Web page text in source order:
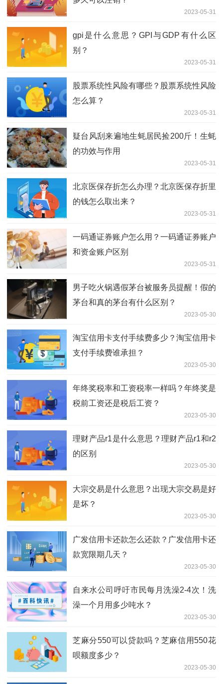
2023-05-31
gpi是什么意思？GPI与GDP有什么区
别？
2023-05-31
股票系统性风险有哪些？股票系统性风险
怎么算？
2023-05-31
疑台风刮来遍地生蚝居民捡200斤！生蚝
的功效与作用
2023-05-31
北京医保存折怎么办理？北京医保存折里
的钱怎么取出来？
2023-05-31
一码通证券账户怎么用？一码通证券账户
和资金账户区别
2023-05-31
男子吃火锅遇假茅台被服务员提醒！假的
茅台和真的茅台有什么区别？
2023-05-30
淘宝信用卡支付手续费多少？淘宝信用卡
支付手续费谁承担？
2023-05-30
年终奖税率和工资税率一样吗？年终奖是
税前工资还是税后工资？
2023-05-30
理财产品r1是什么意思？理财产品r1和r2
的区别
2023-05-30
大宗交易是什么意思？出现大宗交易是好
是坏？
2023-05-30
广发信用卡还款怎么还款？广发信用卡还
款宽限期几天？
2023-05-30
自来水公司呼吁市民每月洗澡2-4次！洗
澡一个月用多少吨水？
2023-05-30
芝麻分550可以贷款吗？芝麻信用550花
呗额度多少？
2023-05-30